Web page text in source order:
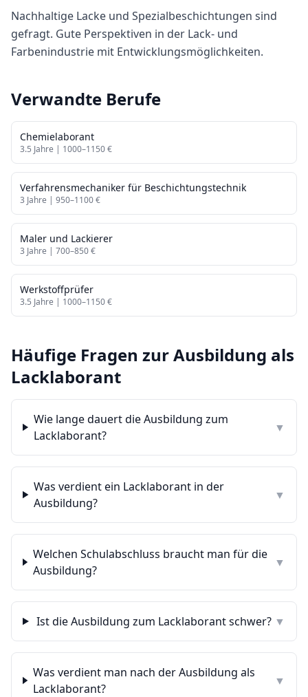
Nachhaltige Lacke und Spezialbeschichtungen sind
gefragt. Gute Perspektiven in der Lack- und
Farbenindustrie mit Entwicklungsmöglichkeiten.
Verwandte Berufe
Chemielaborant
3.5 Jahre | 1000–1150€
Verfahrensmechaniker für Beschichtungstechnik
3 Jahre | 950–1100€
Maler und Lackierer
3 Jahre | 700–850€
Werkstoffprüfer
3.5 Jahre | 1000–1150€
Häufige Fragen zur Ausbildung als
Lacklaborant
Wie lange dauert die Ausbildung zum
Lacklaborant?
▼
Was verdient ein Lacklaborant in der
Ausbildung?
▼
Welchen Schulabschluss braucht man für die
Ausbildung?
▼
Ist die Ausbildung zum Lacklaborant schwer? ▼
Was verdient man nach der Ausbildung als
Lacklaborant?
▼